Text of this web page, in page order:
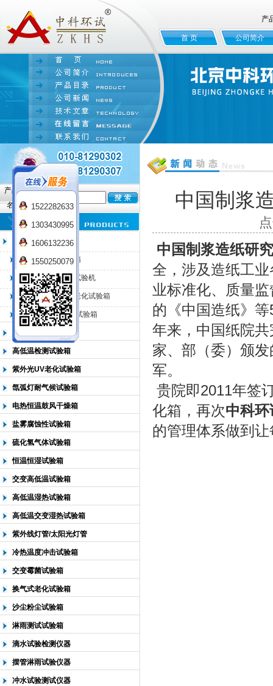
北京中科环试仪器有限公司
产
首 页 公司简介
产品
名:
臭氧老化试验箱
QL-100臭氧老化箱
QL-225臭氧老化试验机
QL-500动态臭氧老化试验箱
QL-0*型臭氧老化试验箱
低温恒温试验箱
高低温检测试验箱
紫外光UV老化试验箱
氙弧灯耐气候试验箱
电热恒温鼓风干燥箱
盐雾腐蚀性试验箱
硫化氢气体试验箱
恒温恒湿试验箱
交变高低温试验箱
高低温湿热试验箱
高低温交变湿热试验箱
紫外线灯管/太阳光灯管
冷热温度冲击试验箱
交变霉菌试验箱
换气式老化试验箱
沙尘粉尘试验箱
淋雨测试试验箱
滴水试验检测仪器
摆管淋雨试验仪器
冲水试验测试仪器
中国制浆
中国制浆造纸研
全，涉及造纸工
业标准化、质量
的《中国造纸》
年来，中国纸院
家、部（委）颁
军。
贵院即2011年签
化箱，再次中科
的管理体系做到
1522282633
1303430995
1606132236
1550250079